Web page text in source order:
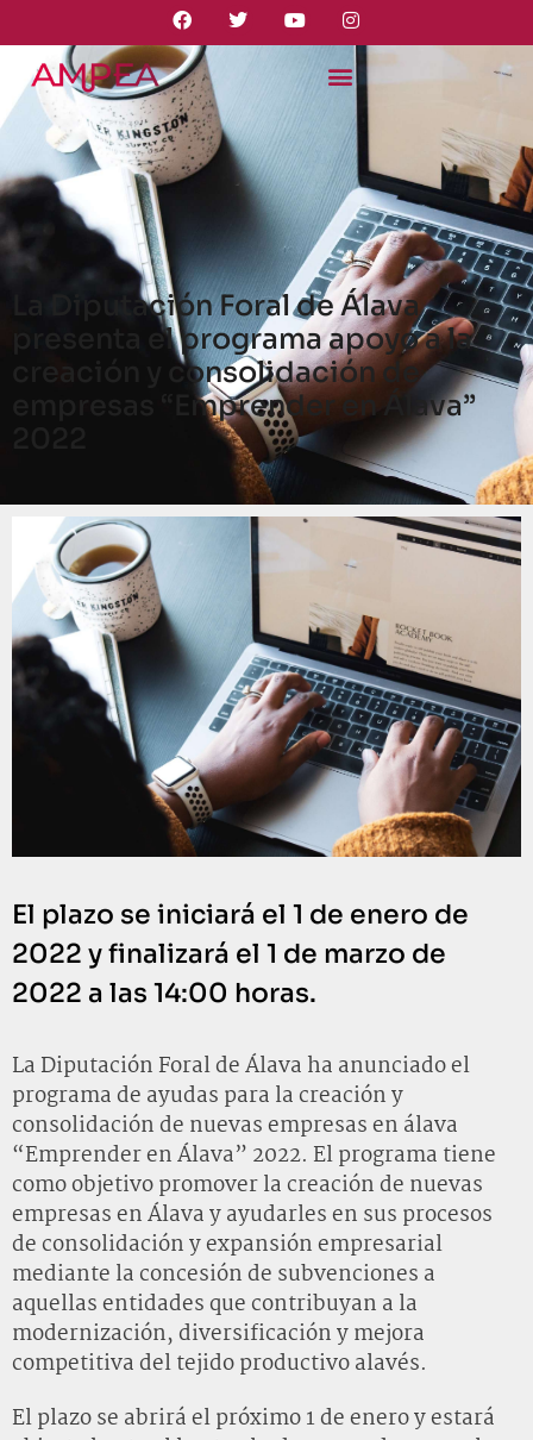
La Diputación Foral de Álava
presenta el programa apoyo a la
creación y consolidación de
empresas “Emprender en Álava”
El plazo se iniciará el 1 de enero de
2022 y finalizará el 1 de marzo de
2022 a las 14:00 horas.
La Diputación Foral de Álava ha anunciado el
programa de ayudas para la creación y
consolidación de nuevas empresas en álava
“Emprender en Álava” 2022. El programa tiene
como objetivo promover la creación de nuevas
empresas en Álava y ayudarles en sus procesos
de consolidación y expansión empresarial
mediante la concesión de subvenciones a
aquellas entidades que contribuyan a la
modernización, diversificación y mejora
competitiva del tejido productivo alavés.
El plazo se abrirá el próximo 1 de enero y estará